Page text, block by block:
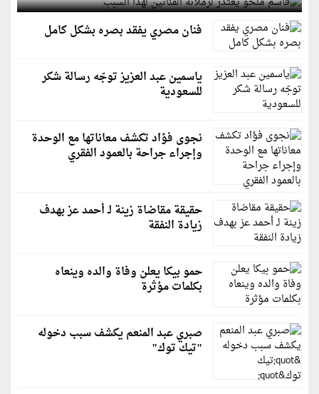
فنان مصري يفقد بصره بشكل كامل
ياسمين عبد العزيز توجّه رسالة شكر
للسعودية
نجوى فؤاد تكشف معاناتها مع الوحدة
وإجراء جراحة بالعمود الفقري
حقيقة مقاضاة زينة لـ أحمد عز بهدف
زيادة النفقة
حمو بيكا يعلن وفاة والده وينعاه
بكلمات مؤثرة
صبري عبد المنعم يكشف سبب دخوله
"تيك توك"